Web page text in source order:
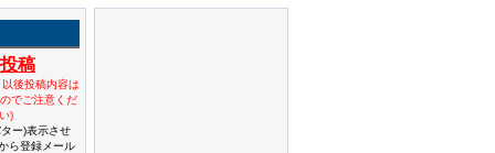
稿
後投稿内容は
でご注意くだ
)
ー)表示させ
ら登録メール